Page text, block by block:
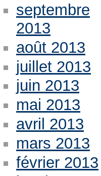
septembre
2013
août 2013
juillet 2013
juin 2013
mai 2013
avril 2013
mars 2013
février 2013